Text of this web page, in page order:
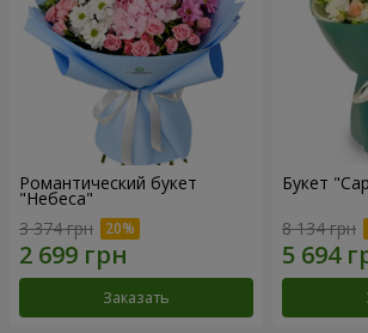
Романтический букет
"Небеса"
3 374 грн
Заказать
Букет
8 134 грн